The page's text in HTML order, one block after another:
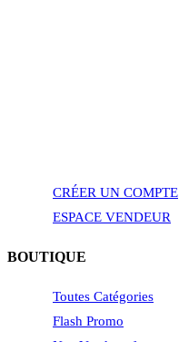
CRÉER UN COMPTE
ESPACE VENDEUR
BOUTIQUE
Toutes Catégories
Flash Promo